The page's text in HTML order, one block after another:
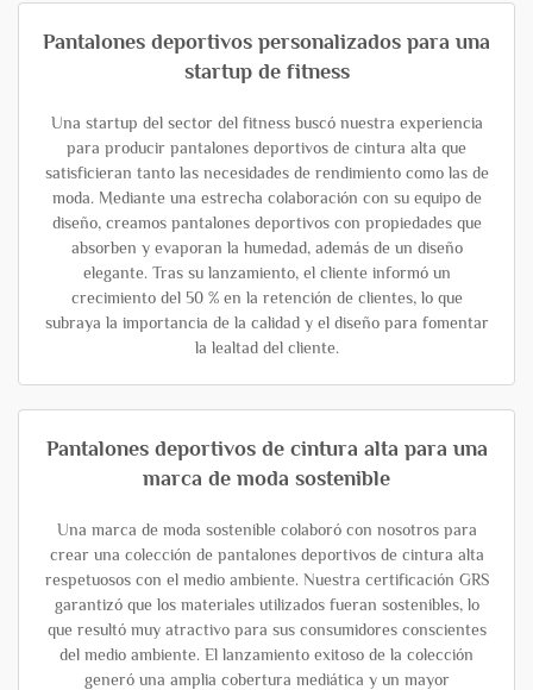
Pantalones deportivos personalizados para una
startup de fitness
Una startup del sector del fitness buscó nuestra experiencia
para producir pantalones deportivos de cintura alta que
satisficieran tanto las necesidades de rendimiento como las de
moda. Mediante una estrecha colaboración con su equipo de
diseño, creamos pantalones deportivos con propiedades que
absorben y evaporan la humedad, además de un diseño
elegante. Tras su lanzamiento, el cliente informó un
crecimiento del 50 % en la retención de clientes, lo que
subraya la importancia de la calidad y el diseño para fomentar
la lealtad del cliente.
Pantalones deportivos de cintura alta para una
marca de moda sostenible
Una marca de moda sostenible colaboró con nosotros para
crear una colección de pantalones deportivos de cintura alta
respetuosos con el medio ambiente. Nuestra certificación GRS
garantizó que los materiales utilizados fueran sostenibles, lo
que resultó muy atractivo para sus consumidores conscientes
del medio ambiente. El lanzamiento exitoso de la colección
generó una amplia cobertura mediática y un mayor